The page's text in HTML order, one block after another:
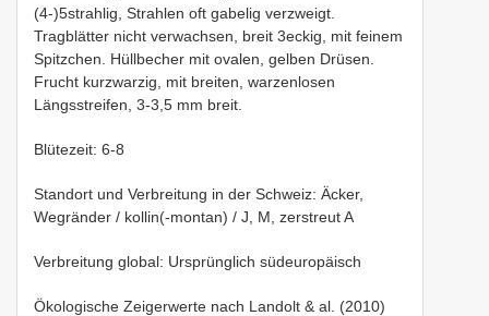
(4-)5strahlig, Strahlen oft gabelig verzweigt.
Tragblätter nicht verwachsen, breit 3eckig, mit feinem
Spitzchen. Hüllbecher mit ovalen, gelben Drüsen.
Frucht kurzwarzig, mit breiten, warzenlosen
Längsstreifen, 3-3,5 mm breit.
Blütezeit: 6-8
Standort und Verbreitung in der Schweiz: Äcker,
Wegränder / kollin(-montan) / J, M, zerstreut A
Verbreitung global: Ursprünglich südeuropäisch
Ökologische Zeigerwerte nach Landolt & al. (2010)